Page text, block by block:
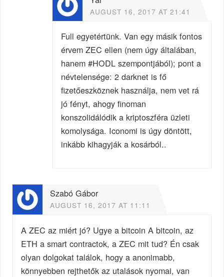
AUGUST 16, 2017 AT 21:41
Full egyetértünk. Van egy másik fontos
érvem ZEC ellen (nem úgy általában,
hanem #HODL szempontjából); pont a
névtelensége: 2 darknet is fő
fizetőeszköznek használja, nem vet rá
jó fényt, ahogy finoman
konszolidálódik a kriptoszféra üzleti
komolysága. Iconomi is úgy döntött,
inkább kihagyják a kosárból..
Szabó Gábor
AUGUST 16, 2017 AT 11:11
A ZEC az miért jó? Ugye a bitcoin A bitcoin, az
ETH a smart contractok, a ZEC mit tud? Én csak
olyan dolgokat találok, hogy a anonimabb,
könnyebben rejthetők az utalások nyomai, van